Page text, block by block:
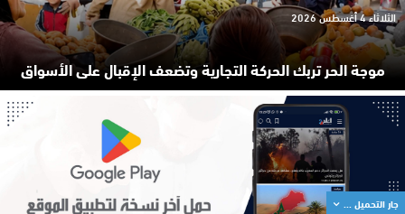
موجة الحر تربك الحركة التجارية وتضعف الإقبال على الأسواق
الثلاثاء 4 أغسطس 2026
جار التحميل ...